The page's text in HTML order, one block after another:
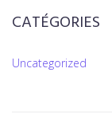
CATÉGORIES
Uncategorized